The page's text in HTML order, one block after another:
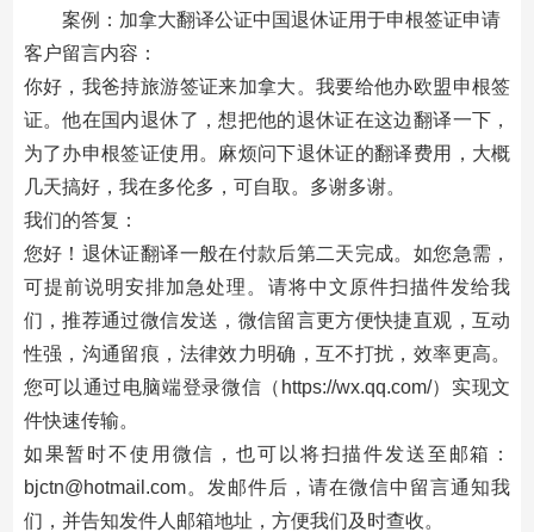
案例：加拿大翻译公证中国退休证用于申根签证申请
客户留言内容：
你好，我爸持旅游签证来加拿大。我要给他办欧盟申根签
证。他在国内退休了，想把他的退休证在这边翻译一下，
为了办申根签证使用。麻烦问下退休证的翻译费用，大概
几天搞好，我在多伦多，可自取。多谢多谢。
我们的答复：
您好！退休证翻译一般在付款后第二天完成。如您急需，
可提前说明安排加急处理。请将中文原件扫描件发给我
们，推荐通过微信发送，微信留言更方便快捷直观，互动
性强，沟通留痕，法律效力明确，互不打扰，效率更高。
您可以通过电脑端登录微信（https://wx.qq.com/）实现文
件快速传输。
如果暂时不使用微信，也可以将扫描件发送至邮箱：
bjctn@hotmail.com。发邮件后，请在微信中留言通知我
们，并告知发件人邮箱地址，方便我们及时查收。